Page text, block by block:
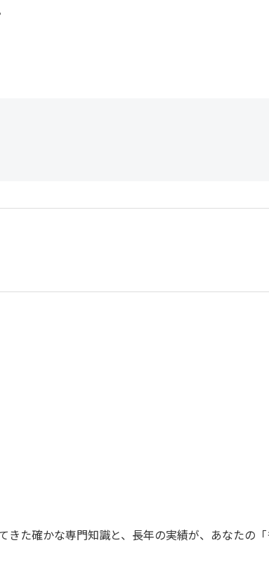
た確かな専門知識と、長年の実績が、あなたの「